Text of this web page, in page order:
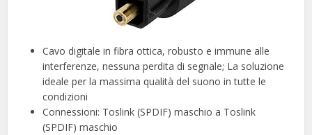
Cavo digitale in fibra ottica, robusto e immune alle
interferenze, nessuna perdita di segnale; La soluzione
ideale per la massima qualità del suono in tutte le
condizioni
Connessioni: Toslink (SPDIF) maschio a Toslink
(SPDIF) maschio